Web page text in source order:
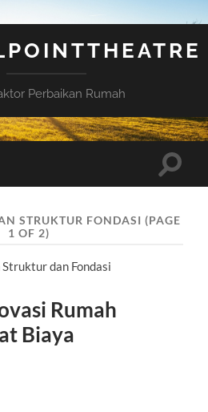
Perbaikan Rumah
Toggle
STRUKTUR FONDASI (PAGE
1 OF 2)
dan Fondasi
Rumah
Biaya